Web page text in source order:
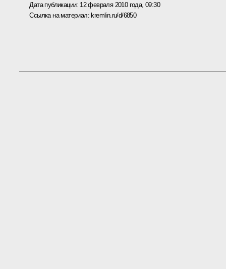
Дата публикации: 12 февраля 2010 года, 09:30
Ссылка на материал:kremlin.ru/d/6850